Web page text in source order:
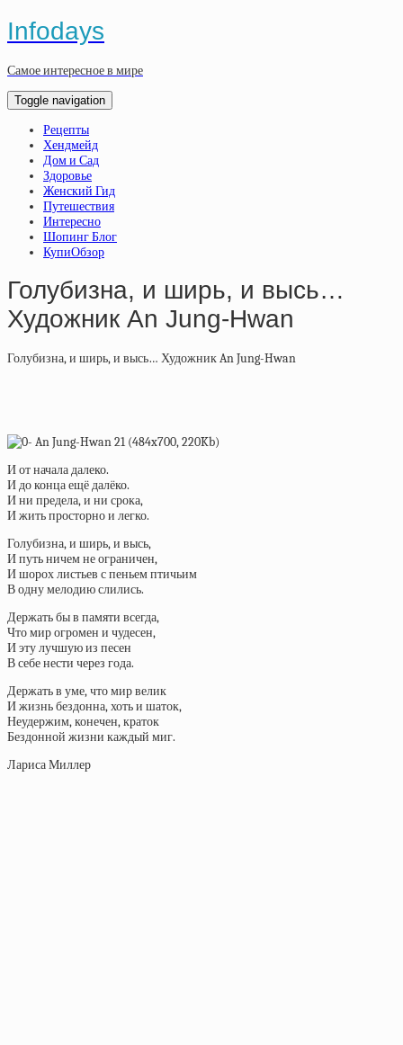
Infodays
Самое интересное в мире
Toggle navigation
Рецепты
Хендмейд
Дом и Сад
Здоровье
Женский Гид
Путешествия
Интересно
Шопинг Блог
КупиОбзор
Голубизна, и ширь, и высь…
Художник An Jung-Hwan
Голубизна, и ширь, и высь… Художник An Jung-Hwan
И от начала далеко.
И до конца ещё далёко.
И ни предела, и ни срока,
И жить просторно и легко.
Голубизна, и ширь, и высь,
И путь ничем не ограничен,
И шорох листьев с пеньем птичьим
В одну мелодию слились.
Держать бы в памяти всегда,
Что мир огромен и чудесен,
И эту лучшую из песен
В себе нести через года.
Держать в уме, что мир велик
И жизнь бездонна, хоть и шаток,
Неудержим, конечен, краток
Бездонной жизни каждый миг.
Лариса Миллер